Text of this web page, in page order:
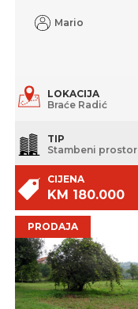
Mario
LOKACIJA
Braće Radić
TIP
Stambeni prostor
CIJENA
KM 180.000
PRODAJA